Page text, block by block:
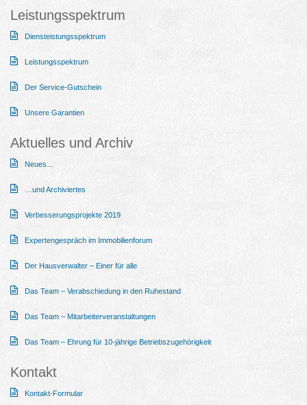
Leistungsspektrum
Diensteistungsspektrum
Leistungsspektrum
Der Service-Gutschein
Unsere Garantien
Aktuelles und Archiv
Neues…
…und Archiviertes
Verbesserungsprojekte 2019
Expertengespräch im Immobilienforum
Der Hausverwalter – Einer für alle
Das Team – Verabschiedung in den Ruhestand
Das Team – Mitarbeiterveranstaltungen
Das Team – Ehrung für 10-jährige Betriebszugehörigkeit
Kontakt
Kontakt-Formular